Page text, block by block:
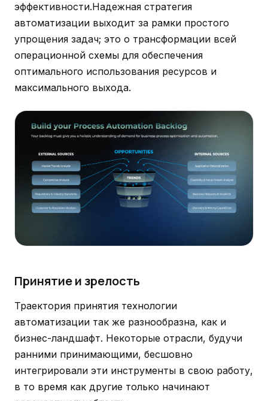
эффективности.Надежная стратегия
автоматизации выходит за рамки простого
упрощения задач; это о трансформации всей
операционной схемы для обеспечения
оптимального использования ресурсов и
максимального выхода.
Принятие и зрелость
Траектория принятия технологии
автоматизации так же разнообразна, как и
бизнес-ландшафт. Некоторые отрасли, будучи
ранними принимающими, бесшовно
интегрировали эти инструменты в свою работу,
в то время как другие только начинают